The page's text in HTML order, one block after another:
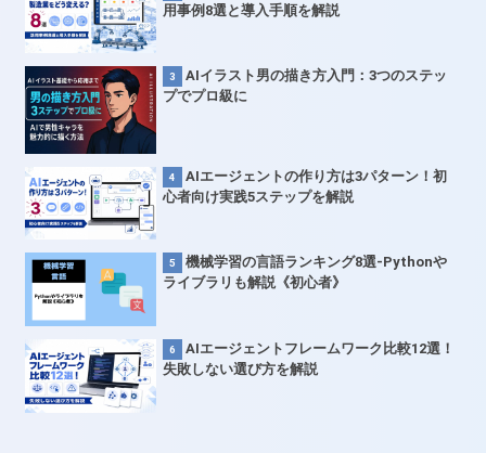
用事例8選と導入手順を解説
AIイラスト男の描き方入門：3つのステッ
プでプロ級に
AIエージェントの作り方は3パターン！初
心者向け実践5ステップを解説
機械学習の言語ランキング8選-Pythonや
ライブラリも解説《初心者》
AIエージェントフレームワーク比較12選！
失敗しない選び方を解説